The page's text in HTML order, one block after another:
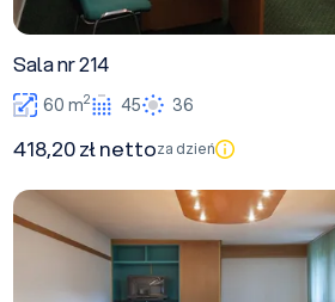
Sala nr 214
60 m2 45 36
418,20 zł nettoza dzień
Sala nr 14